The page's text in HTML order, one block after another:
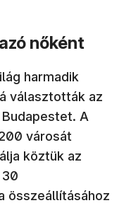
nőként
harmadik
választották az
A
városát
köztük az
összeállításához